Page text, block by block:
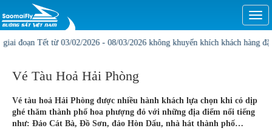
Tết từ 03/02/2026 - 08/03/2026 không khuyến khích khách hàng đặt
Vé Tàu Hoả Hải Phòng
Vé tàu hoả Hải Phòng được nhiều hành khách lựa chọn khi có dịp
ghé thăm thành phố hoa phượng đỏ với những địa điểm nổi tiếng
như: Đảo Cát Bà, Đồ Sơn, đảo Hòn Dấu, nhà hát thành phố…